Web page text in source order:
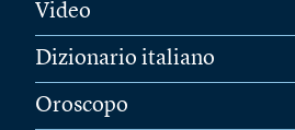
Video
Dizionario italiano
Oroscopo